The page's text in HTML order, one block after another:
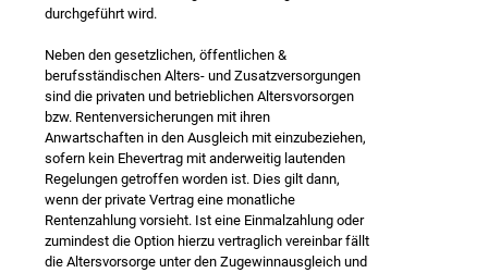
durchgeführt wird.
Neben den gesetzlichen, öffentlichen &
berufsständischen Alters- und Zusatzversorgungen
sind die privaten und betrieblichen Altersvorsorgen
bzw. Rentenversicherungen mit ihren
Anwartschaften in den Ausgleich mit einzubeziehen,
sofern kein Ehevertrag mit anderweitig lautenden
Regelungen getroffen worden ist. Dies gilt dann,
wenn der private Vertrag eine monatliche
Rentenzahlung vorsieht. Ist eine Einmalzahlung oder
zumindest die Option hierzu vertraglich vereinbar fällt
die Altersvorsorge unter den Zugewinnausgleich und